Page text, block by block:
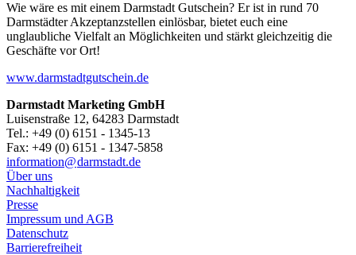
Wie wäre es mit einem Darmstadt Gutschein? Er ist in rund 70
Darmstädter Akzeptanzstellen einlösbar, bietet euch eine
unglaubliche Vielfalt an Möglichkeiten und stärkt gleichzeitig die
Geschäfte vor Ort!
www.darmstadtgutschein.de
Darmstadt Marketing GmbH
Luisenstraße 12, 64283 Darmstadt
Tel.: +49 (0) 6151 - 1345-13
Fax: +49 (0) 6151 - 1347-5858
information@darmstadt.de
Über uns
Nachhaltigkeit
Presse
Impressum und AGB
Datenschutz
Barrierefreiheit